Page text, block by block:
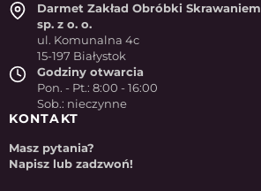
Darmet Zakład Obróbki Skrawaniem
sp. z o. o.
ul. Komunalna 4c
15-197 Białystok
Godziny otwarcia
Pon. - Pt.: 8:00 - 16:00
Sob.: nieczynne
KONTAKT
Masz pytania?
Napisz lub zadzwoń!